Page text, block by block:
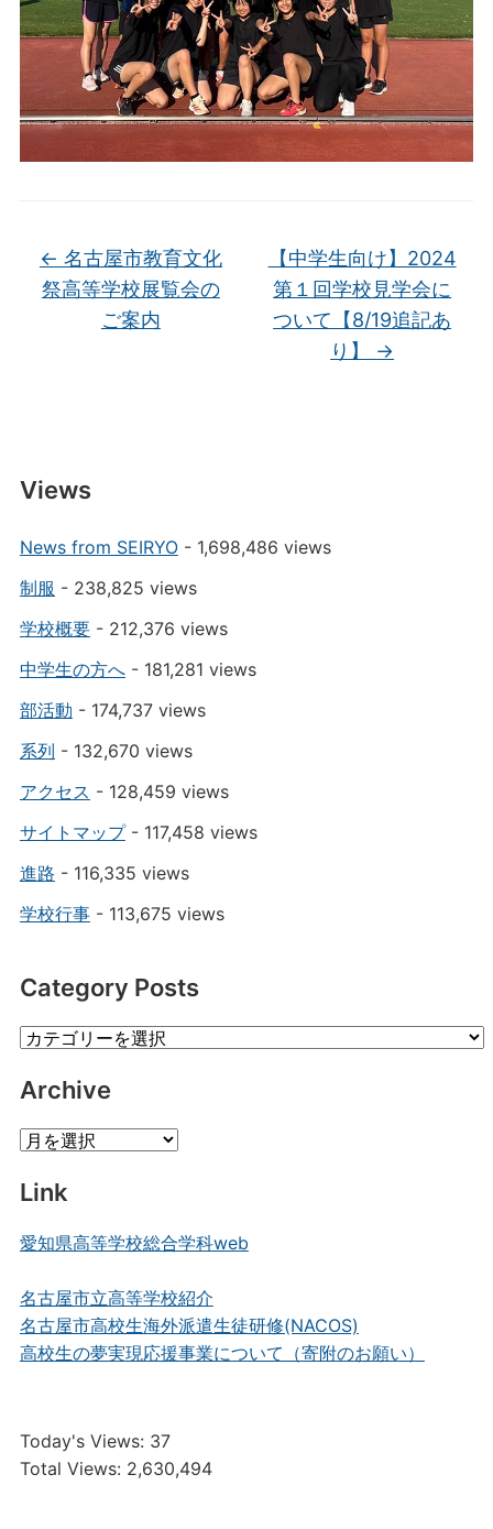
← 名古屋市教育文化
祭高等学校展覧会の
ご案内
【中学生向け】2024
第１回学校見学会に
ついて【8/19追記あ
り】 →
Views
News from SEIRYO- 1,698,486 views
制服 - 238,825 views
学校概要- 212,376 views
中学生の方へ- 181,281 views
部活動 - 174,737 views
系列 - 132,670 views
アクセス - 128,459 views
サイトマップ- 117,458 views
進路 - 116,335 views
学校行事- 113,675 views
Category Posts
Category
Archive
Archive
Link
愛知県高等学校総合学科web
名古屋市立高等学校紹介
名古屋市高校生海外派遣生徒研修(NACOS)
高校生の夢実現応援事業について（寄附のお願い）
Today's Views: 37
Total Views: 2,630,494